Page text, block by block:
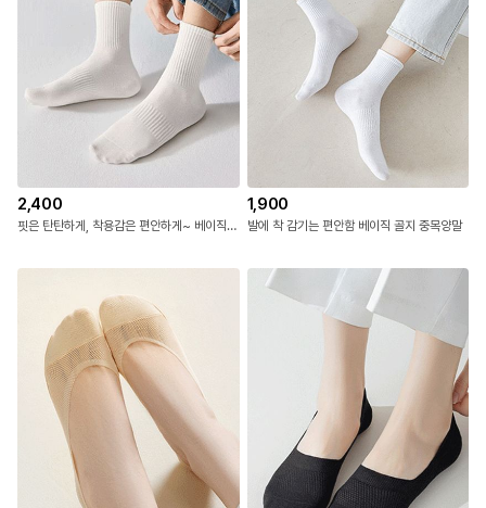
2,400
핏은 탄탄하게, 착용감은 편안하게~ 베이직 골지 장목양말
1,900
발에 착 감기는 편안함 베이직 골지 중목양말